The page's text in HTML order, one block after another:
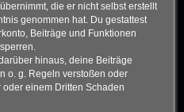
die er nicht selbst erstellt
genommen hat. Du gestattest
Beiträge und Funktionen
hinaus, deine Beiträge
o. g. Regeln verstoßen oder
einem Dritten Schaden